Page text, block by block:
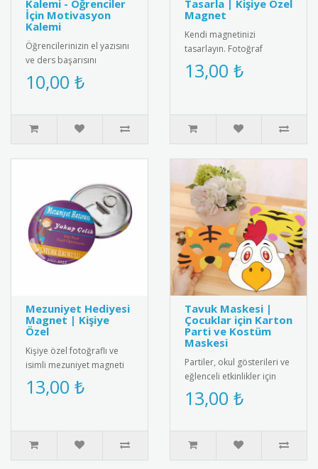
Kalemi - Öğrenciler
İçin Motivasyon
Kalemi
Öğrencilerinizin el yazısını
ve ders başarısını
ödüllendirmek için
mükemmel bir seçenek!
10,00 ₺
Tasarla | Kişiye Özel
Magnet
Kendi magnetinizi
tasarlayın. Fotoğraf
ekleyin, metin yazın ve
istediğiniz ölçüde kişiye
13,00 ₺
Mezuniyet Hediyesi
Magnet | Kişiye
Özel
Kişiye özel fotoğraflı ve
isimli mezuniyet magneti
ile mezuniyet anını anlamlı
bir hediyeyle ölümsüz..
13,00 ₺
Tavuk Maskesi |
Çocuklar için Karton
Parti ve Kostüm
Maskesi
Partiler, okul gösterileri ve
eğlenceli etkinlikler için
tasarlanmış sevimli tavuk
maskesi! Çocuklar..
13,00 ₺